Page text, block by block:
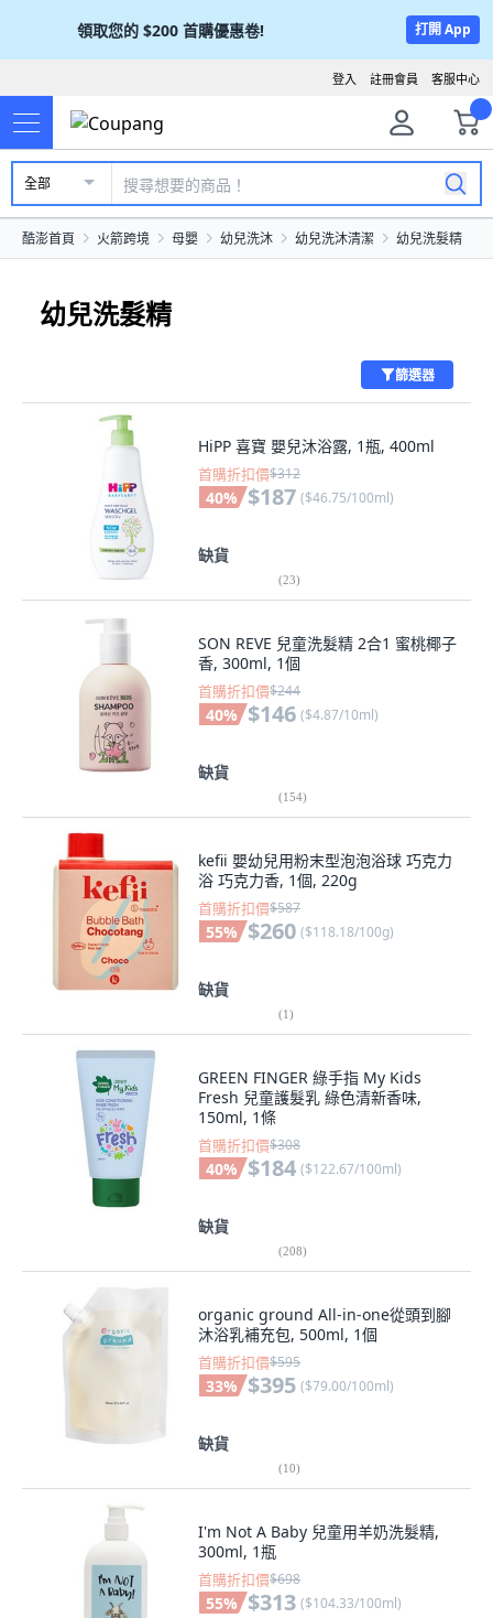
領取您的 $200 首購優惠卷! 打開 App
客服中心
註冊會員
登入
全部
酷澎首頁 火箭跨境 母嬰 幼兒洗沐 幼兒洗沐清潔 幼兒洗髮精
幼兒洗髮精
篩選器
HiPP 喜寶 嬰兒沐浴露, 1瓶, 400ml
首購折扣價$312
40% $187 ($46.75/100ml)
缺貨
(23)
SON REVE 兒童洗髮精 2合1 蜜桃椰子
香, 300ml, 1個
首購折扣價$244
40% $146 ($4.87/10ml)
缺貨
(154)
kefii 嬰幼兒用粉末型泡泡浴球 巧克力
浴 巧克力香, 1個, 220g
首購折扣價$587
55% $260 ($118.18/100g)
缺貨
(1)
GREEN FINGER 綠手指 My Kids
Fresh 兒童護髮乳 綠色清新香味,
150ml, 1條
首購折扣價$308
40% $184 ($122.67/100ml)
缺貨
(208)
organic ground All-in-one從頭到腳
沐浴乳補充包, 500ml, 1個
首購折扣價$595
33% $395 ($79.00/100ml)
缺貨
(10)
I'm Not A Baby 兒童用羊奶洗髮精,
300ml, 1瓶
首購折扣價$698
55% $313 ($104.33/100ml)